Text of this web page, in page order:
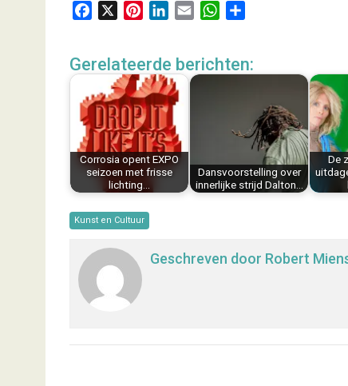
e
o
o
t
e
r
e
t
k
e
d
I
n
i
W
t
e
Gerelateerde berichten:
Corrosia opent EXPO
seizoen met frisse
lichting…
Dansvoorstelling over
innerlijke strijd Dalton…
De
Kunst en Cultuur
Geschreven door Robert